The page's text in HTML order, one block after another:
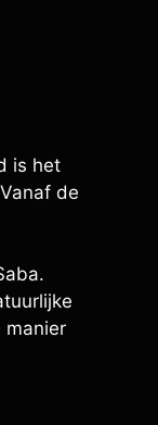
is het
de
manier